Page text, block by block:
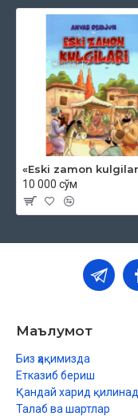
«Eski zamon
10 000 сўм
Маълумот
Биз ҳақимизда
Етказиб бериш
Қандай харид
Талаб ва шартлар